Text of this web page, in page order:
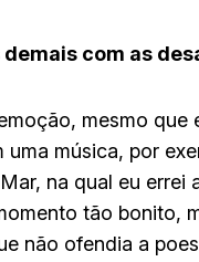
com as
mesmo que
música, por
na qual eu errei
tão bonito,
não ofendia a